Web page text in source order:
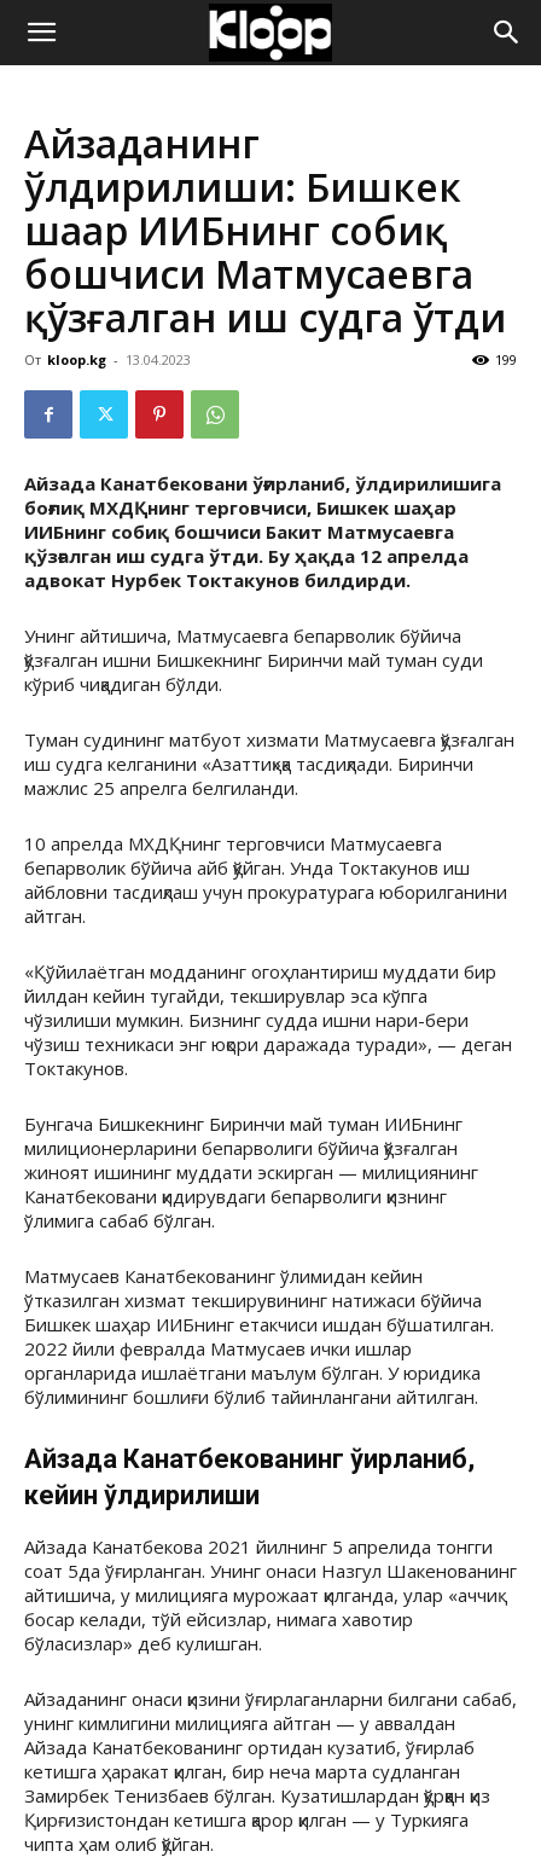
ҚИРҒИЗИСТОН
ЯНГИЛИКЛАРИ
Айзаданинг
ўлдирилиши: Бишкек
шаҳар ИИБнинг собиқ
бошчиси Матмусаевга
қўзғалган иш судга ўтди
От kloop.kg - 13.04.2023 199
Айзада Канатбековани ўғирланиб, ўлдирилишига
боғлиқ МХДҚнинг терговчиси, Бишкек шаҳар
ИИБнинг собиқ бошчиси Бакит Матмусаевга
қўзғалган иш судга ўтди. Бу ҳақда 12 апрелда
адвокат Нурбек Токтакунов билдирди.
Унинг айтишича, Матмусаевга бепарволик бўйича
қўзғалган ишни Бишкекнинг Биринчи май туман суди
кўриб чиқадиган бўлди.
Туман судининг матбуот хизмати Матмусаевга қўзғалган
иш судга келганини «Азаттиқ»қа тасдиқлади. Биринчи
мажлис 25 апрелга белгиланди.
10 апрелда МХДҚнинг терговчиси Матмусаевга
бепарволик бўйича айб қўйган. Унда Токтакунов иш
айбловни тасдиқлаш учун прокуратурага юборилганини
айтган.
«Қўйилаётган модданинг огоҳлантириш муддати бир
йилдан кейин тугайди, текширувлар эса кўпга
чўзилиши мумкин. Бизнинг судда ишни нари-бери
чўзиш техникаси энг юқори даражада туради», — деган
Токтакунов.
Бунгача Бишкекнинг Биринчи май туман ИИБнинг
милиционерларини бепарволиги бўйича қўзғалган
жиноят ишининг муддати эскирган — милициянинг
Канатбековани қидирувдаги бепарволиги қизнинг
ўлимига сабаб бўлган.
Матмусаев Канатбекованинг ўлимидан кейин
ўтказилган хизмат текширувининг натижаси бўйича
Бишкек шаҳар ИИБнинг етакчиси ишдан бўшатилган.
2022 йили февралда Матмусаев ички ишлар
органларида ишлаётгани маълум бўлган. У юридика
бўлимининг бошлиғи бўлиб тайинлангани айтилган.
Айзада Канатбекованинг ўғирланиб,
кейин ўлдирилиши
Айзада Канатбекова 2021 йилнинг 5 апрелида тонгги
соат 5да ўғирланган. Унинг онаси Назгул Шакенованинг
айтишича, у милицияга мурожаат қилганда, улар «аччиқ
босар келади, тўй ейсизлар, нимага хавотир
бўласизлар» деб кулишган.
Айзаданинг онаси қизини ўғирлаганларни билгани сабаб,
унинг кимлигини милицияга айтган — у аввалдан
Айзада Канатбекованинг ортидан кузатиб, ўғирлаб
кетишга ҳаракат қилган, бир неча марта судланган
Замирбек Тенизбаев бўлган. Кузатишлардан қўрққан қиз
Қирғизистондан кетишга қарор қилган — у Туркияга
чипта ҳам олиб қўйган.